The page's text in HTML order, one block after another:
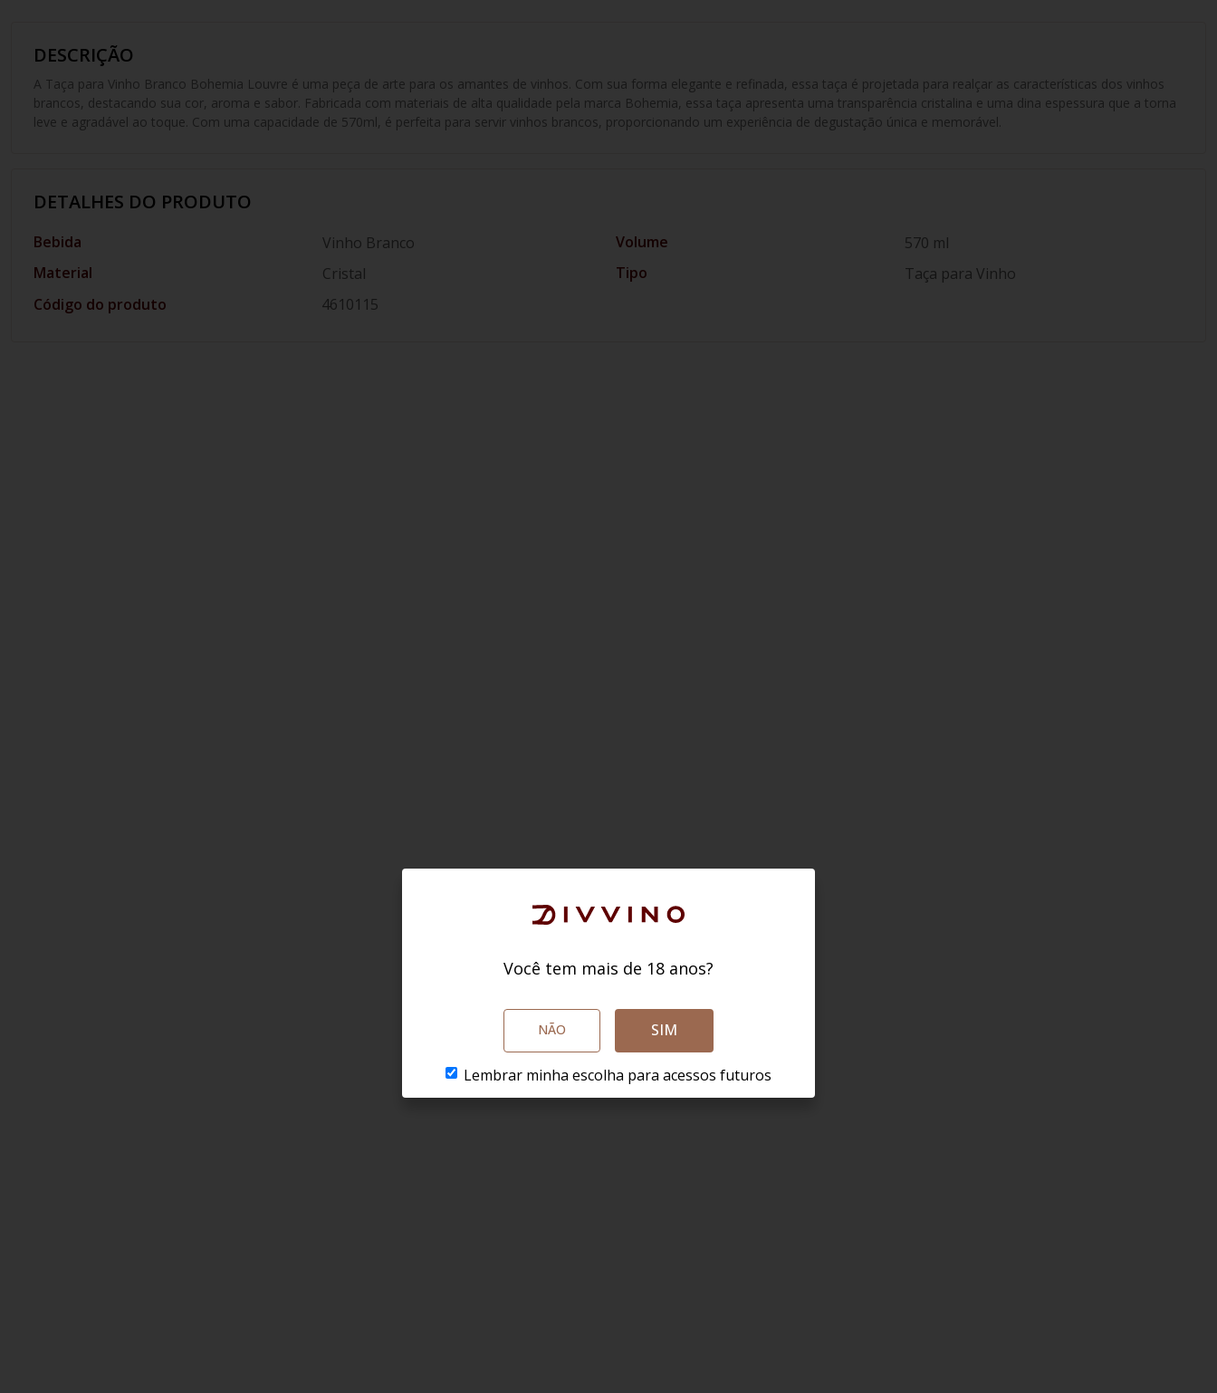
A Taça para Vinho Branco Bohemia Louvre é uma peça de arte para os amantes de vinhos. Com sua forma elegante e refinada, essa taça é projetada para realçar as características dos vinhos
brancos, destacando sua cor, aroma e sabor. Fabricada com materiais de alta qualidade pela marca Bohemia, essa taça apresenta uma transparência cristalina e uma dina espessura que a torna
leve e agradável ao toque. Com uma capacidade de 570ml, é perfeita para servir vinhos brancos, proporcionando um experiência de degustação única e memorável.
DETALHES DO PRODUTO
Bebida
Vinho Branco
Material
Cristal
Volume
570 ml
Tipo
Taça para Vinho
Código do produto
4610115
Você tem mais de 18 anos?
NÃO SIM
Lembrar minha escolha para acessos futuros